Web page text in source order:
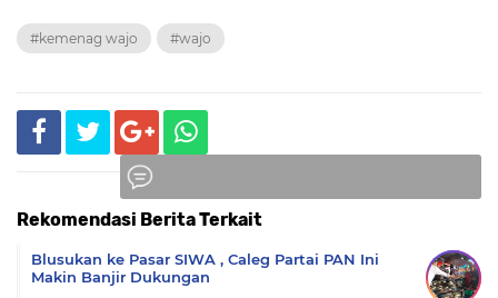
#kemenag wajo #wajo
Rekomendasi Berita Terkait
Blusukan ke Pasar SIWA , Caleg Partai PAN Ini
Makin Banjir Dukungan